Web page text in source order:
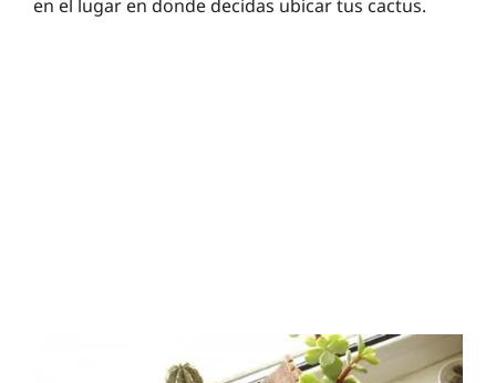
en el lugar en donde decidas ubicar tus cactus.